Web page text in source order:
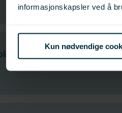
informasjonskapsler ved å
Kun nødvendige
og katamaranskrog.